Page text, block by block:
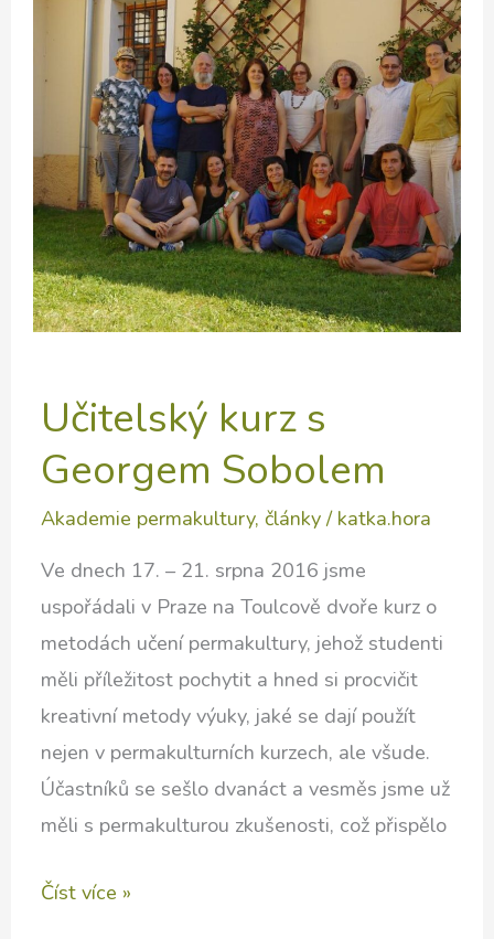
ledna
května
v
DDM
Praha
5
Učitelský kurz s
Georgem Sobolem
Akademie permakultury,články/ katka.hora
Ve dnech 17. – 21. srpna 2016 jsme
uspořádali v Praze na Toulcově dvoře kurz o
metodách učení permakultury, jehož studenti
měli příležitost pochytit a hned si procvičit
kreativní metody výuky, jaké se dají použít
nejen v permakulturních kurzech, ale všude.
Účastníků se sešlo dvanáct a vesměs jsme už
měli s permakulturou zkušenosti, což přispělo
Učitelský
Číst více »